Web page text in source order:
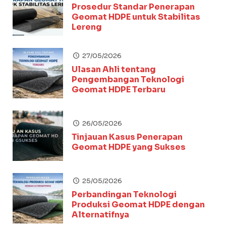
Prosedur Standar Penerapan
Geomat HDPE untuk Stabilitas
Lereng
27/05/2026
Ulasan Ahli tentang
Pengembangan Teknologi
Geomat HDPE Terbaru
26/05/2026
Tinjauan Kasus Penerapan
Geomat HDPE yang Sukses
25/05/2026
Perbandingan Teknologi
Produksi Geomat HDPE dengan
Alternatifnya